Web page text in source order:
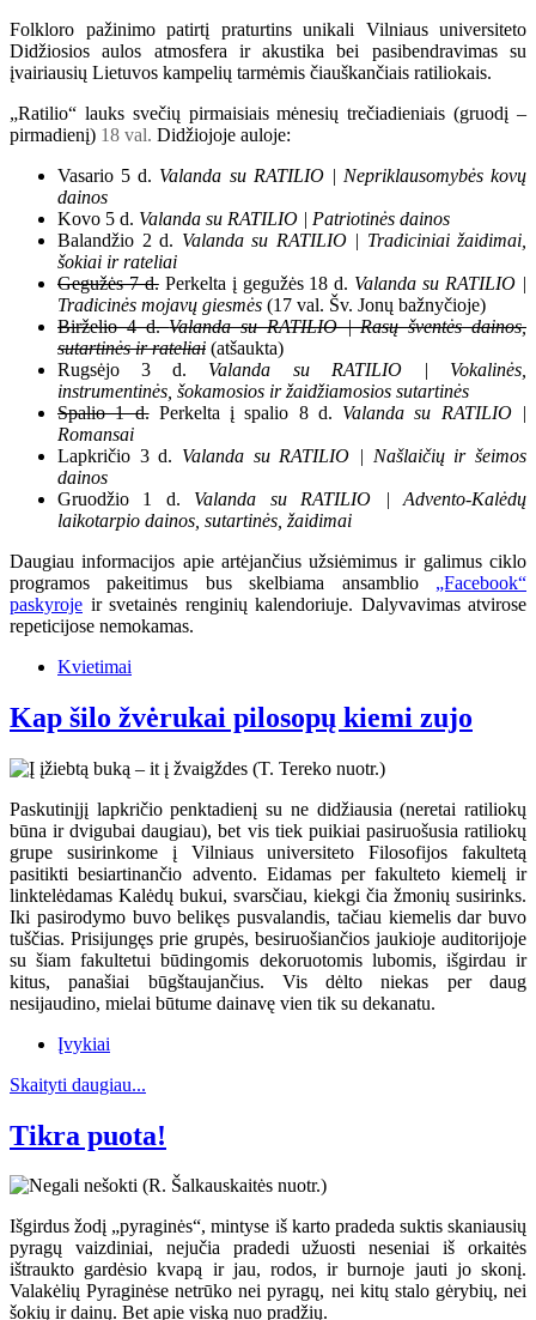
Folkloro pažinimo patirtį praturtins unikali Vilniaus universiteto
Didžiosios aulos atmosfera ir akustika bei pasibendravimas su
įvairiausių Lietuvos kampelių tarmėmis čiauškančiais ratiliokais.
„Ratilio“ lauks svečių pirmaisiais mėnesių trečiadieniais (gruodį –
pirmadienį) 18 val. Didžiojoje auloje:
Vasario 5 d. Valanda su RATILIO | Nepriklausomybės kovų
dainos
Kovo 5 d. Valanda su RATILIO | Patriotinės dainos
Balandžio 2 d. Valanda su RATILIO | Tradiciniai žaidimai,
šokiai ir rateliai
Gegužės 7 d.Perkelta į gegužės 18 d. Valanda su RATILIO |
Tradicinės mojavų giesmės (17 val. Šv. Jonų bažnyčioje)
Birželio 4 d.Valanda su RATILIO | Rasų šventės dainos,
sutartinės ir rateliai (atšaukta)
Rugsėjo 3 d. Valanda su RATILIO | Vokalinės,
instrumentinės, šokamosios ir žaidžiamosios sutartinės
Spalio 1 d.Perkelta į spalio 8 d. Valanda su RATILIO |
Romansai
Lapkričio 3 d. Valanda su RATILIO | Našlaičių ir šeimos
dainos
Gruodžio 1 d. Valanda su RATILIO | Advento-Kalėdų
laikotarpio dainos, sutartinės, žaidimai
Daugiau informacijos apie artėjančius užsiėmimus ir galimus ciklo
programos pakeitimus bus skelbiama ansamblio „Facebook“
paskyroje ir svetainės renginių kalendoriuje. Dalyvavimas atvirose
repeticijose nemokamas.
Kvietimai
Kap šilo žvėrukai pilosopų kiemi zujo
Paskutinįjį lapkričio penktadienį su ne didžiausia (neretai ratiliokų
būna ir dvigubai daugiau), bet vis tiek puikiai pasiruošusia ratiliokų
grupe susirinkome į Vilniaus universiteto Filosofijos fakultetą
pasitikti besiartinančio advento. Eidamas per fakulteto kiemelį ir
linktelėdamas Kalėdų bukui, svarsčiau, kiekgi čia žmonių susirinks.
Iki pasirodymo buvo belikęs pusvalandis, tačiau kiemelis dar buvo
tuščias. Prisijungęs prie grupės, besiruošiančios jaukioje auditorijoje
su šiam fakultetui būdingomis dekoruotomis lubomis, išgirdau ir
kitus, panašiai būgštaujančius. Vis dėlto niekas per daug
nesijaudino, mielai būtume dainavę vien tik su dekanatu.
Įvykiai
Skaityti daugiau...
Tikra puota!
Išgirdus žodį „pyraginės“, mintyse iš karto pradeda suktis skaniausių
pyragų vaizdiniai, nejučia pradedi užuosti neseniai iš orkaitės
ištraukto gardėsio kvapą ir jau, rodos, ir burnoje jauti jo skonį.
Valakėlių Pyraginėse netrūko nei pyragų, nei kitų stalo gėrybių, nei
šokių ir dainų. Bet apie viską nuo pradžių.